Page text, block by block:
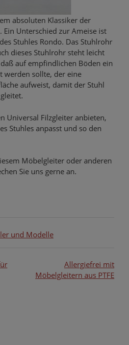
absoluten Klassiker der
Ein Unterschied zur Ameise ist
Stuhles Rondo. Das Stuhlrohr
dieses Stuhlrohr steht leicht
auf empfindlichen Böden ein
werden sollte, der eine
aufweist, damit der Stuhl
Universal Filzgleiter anbieten,
Stuhles anpasst und so den
Möbelgleiter oder anderen
Sie uns gerne an.
und Modelle
Allergiefrei mit
Möbelgleitern aus PTFE